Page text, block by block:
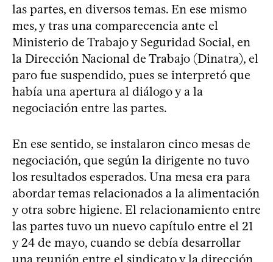
las partes, en diversos temas. En ese mismo
mes, y tras una comparecencia ante el
Ministerio de Trabajo y Seguridad Social, en
la Dirección Nacional de Trabajo (Dinatra), el
paro fue suspendido, pues se interpretó que
había una apertura al diálogo y a la
negociación entre las partes.
En ese sentido, se instalaron cinco mesas de
negociación, que según la dirigente no tuvo
los resultados esperados. Una mesa era para
abordar temas relacionados a la alimentación
y otra sobre higiene. El relacionamiento entre
las partes tuvo un nuevo capítulo entre el 21
y 24 de mayo, cuando se debía desarrollar
una reunión entre el sindicato y la dirección